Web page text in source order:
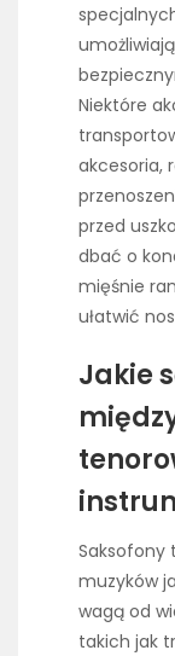
Niektóre
akcesoria,
przed
dbać o
mięśnie
ułatwić
Jakie
Saksofony
muzyków
wagą od
takich jak